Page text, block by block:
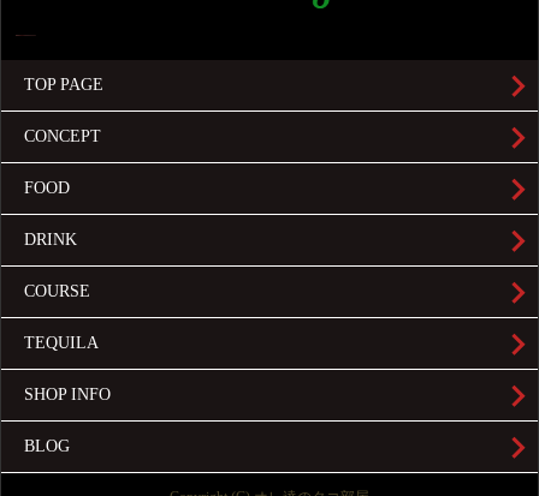
TOP PAGE
CONCEPT
FOOD
DRINK
COURSE
TEQUILA
SHOP INFO
BLOG